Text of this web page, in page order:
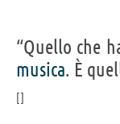
“Quello che
musica. È